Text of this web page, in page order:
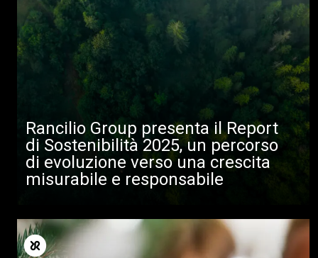
Rancilio Group presenta il Report
di Sostenibilità 2025, un percorso
di evoluzione verso una crescita
misurabile e responsabile
Tutti
Prodotti
News
Altro